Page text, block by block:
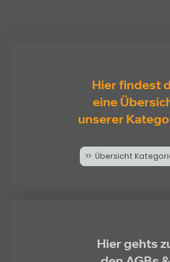
Hier findest
eine
unserer
>> Übersicht
Hier gehts